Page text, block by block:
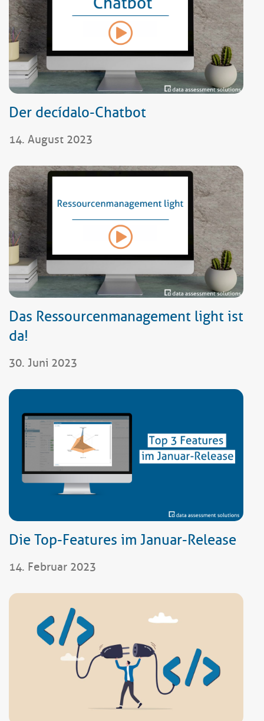
Der decídalo-Chatbot
14. August 2023
Das Ressourcenmanagement light ist
da!
30. Juni 2023
Die Top-Features im Januar-Release
14. Februar 2023